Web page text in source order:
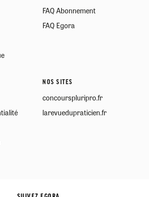
FAQ Abonnement
FAQ Egora
NOS SITES
concourspluripro.fr
larevuedupraticien.fr